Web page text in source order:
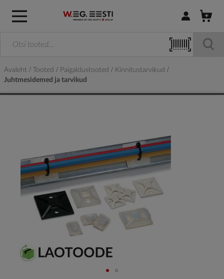
Logi sisse /
Avaleht Tooted Paigaldustooted
Kinnitustarvikud
Juhtmesidemed ja tarvikud
images